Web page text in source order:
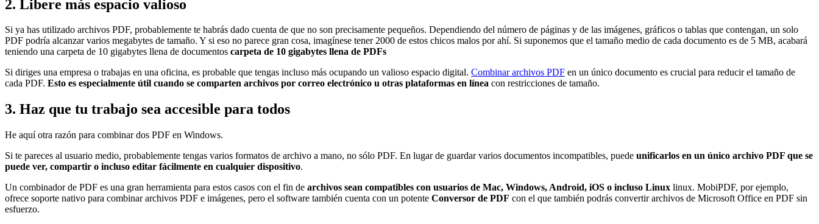
2. Libere más espacio valioso
Si ya has utilizado archivos PDF, probablemente te habrás dado cuenta de que no son precisamente pequeños. Dependiendo del número de páginas y de las imágenes, gráficos o tablas que contengan, un solo
PDF podría alcanzar varios megabytes de tamaño. Y si eso no parece gran cosa, imagínese tener 2000 de estos chicos malos por ahí. Si suponemos que el tamaño medio de cada documento es de 5 MB, acabará
teniendo una carpeta de 10 gigabytes llena de documentos carpeta de 10 gigabytes llena de PDFs
Si diriges una empresa o trabajas en una oficina, es probable que tengas incluso más ocupando un valioso espacio digital. Combinar archivos PDF en un único documento es crucial para reducir el tamaño de
cada PDF. Esto es especialmente útil cuando se comparten archivos por correo electrónico u otras plataformas en línea con restricciones de tamaño.
3. Haz que tu trabajo sea accesible para todos
He aquí otra razón para combinar dos PDF en Windows.
Si te pareces al usuario medio, probablemente tengas varios formatos de archivo a mano, no sólo PDF. En lugar de guardar varios documentos incompatibles, puede unificarlos en un único archivo PDF que se
puede ver, compartir o incluso editar fácilmente en cualquier dispositivo.
Un combinador de PDF es una gran herramienta para estos casos con el fin de archivos sean compatibles con usuarios de Mac, Windows, Android, iOS o incluso Linux linux. MobiPDF, por ejemplo,
ofrece soporte nativo para combinar archivos PDF e imágenes, pero el software también cuenta con un potente Conversor de PDF con el que también podrás convertir archivos de Microsoft Office en PDF sin
esfuerzo.